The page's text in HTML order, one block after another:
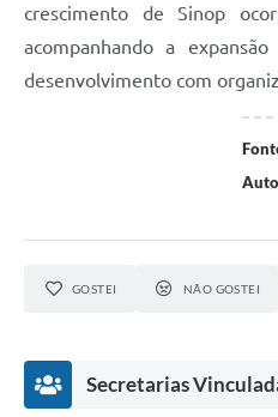
crescimento de Sinop
acompanhando a
desenvolvimento com
GOSTEI NÃO GOSTEI
Secretarias